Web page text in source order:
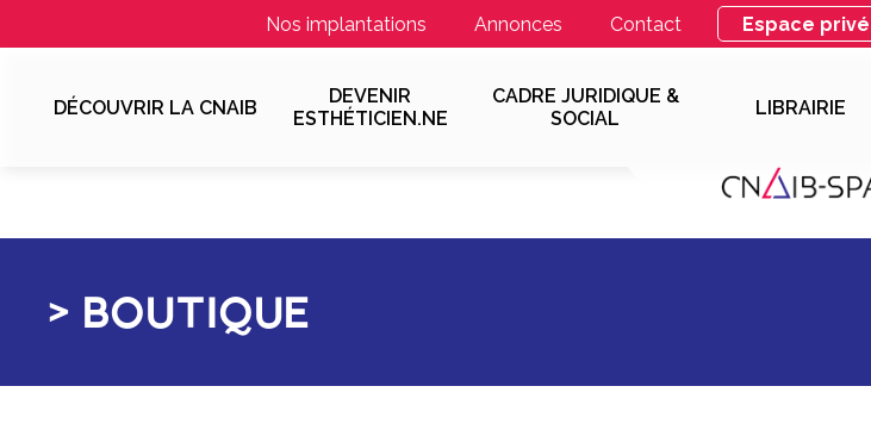
Nos implantations Annonces Contact Espace privé
DÉCOUVRIR LA CNAIB
DEVENIR
ESTHÉTICIEN.NE
CADRE JURIDIQUE &
SOCIAL
LIBRAIRIE
BOUTIQUE